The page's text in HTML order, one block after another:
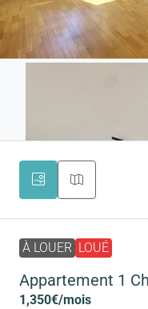
À LOUER LOUÉ
Appartement 1
1,350€/mois